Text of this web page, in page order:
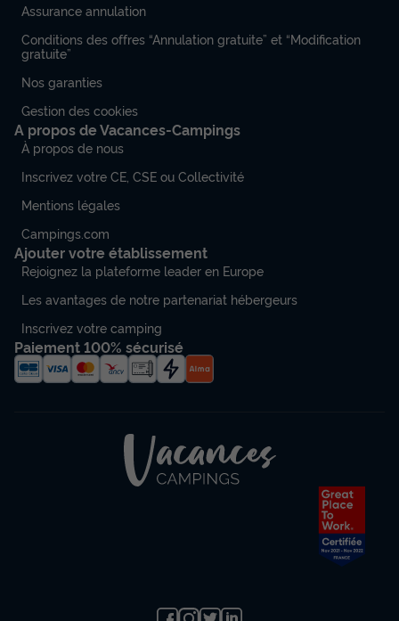
Assurance annulation
Conditions des offres “Annulation gratuite” et “Modification
gratuite”
Nos garanties
Gestion des cookies
A propos de Vacances-Campings
À propos de nous
Inscrivez votre CE, CSE ou Collectivité
Mentions légales
Campings.com
Ajouter votre établissement
Rejoignez la plateforme leader en Europe
Les avantages de notre partenariat hébergeurs
Inscrivez votre camping
Paiement 100% sécurisé